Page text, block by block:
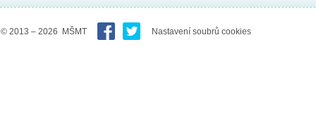
© 2013 – 2026 MŠMT Nastavení soubrů cookies